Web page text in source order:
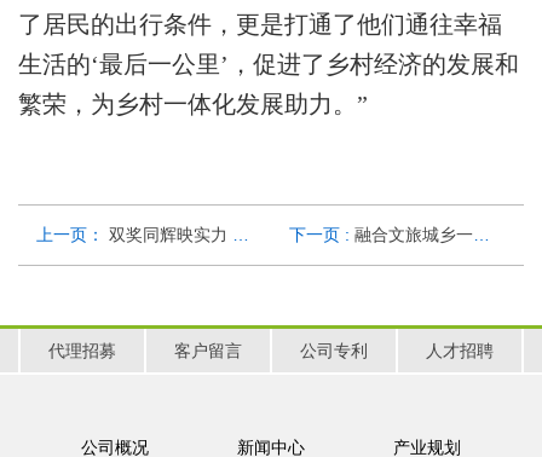
了居民的出行条件，更是打通了他们通往幸福
生活的‘最后一公里’，促进了乡村经济的发展和
繁荣，为乡村一体化发展助力。”
上一页： 双奖同辉映实力 格力钛再度摘“星”影响客车业 下一页 : 融合文旅城乡一体化 格力钛微公交上线舒城
代理招募 客户留言 公司专利 人才招聘
公司概况 新闻中心 产业规划